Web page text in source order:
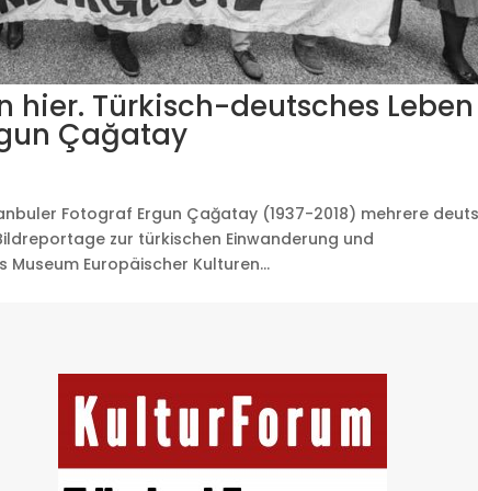
hier. Türkisch-deutsches Leben
Çağatay
Fotograf Ergun Çağatay (1937-2018) mehrere
zur türkischen Einwanderung und
Europäischer Kulturen...